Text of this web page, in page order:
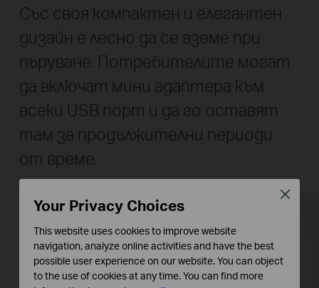
Със своя компактен и елегантен
дизайн е лесно да се вземе при
пъруване. Потребителите могат
да включат мини адаптера към
всеки USB порт и да го оставят
там за продължителни периоди
от време.
Your Privacy Choices
This website uses cookies to improve website
navigation, analyze online activities and have the best
possible user experience on our website. You can object
to the use of cookies at any time. You can find more
Close